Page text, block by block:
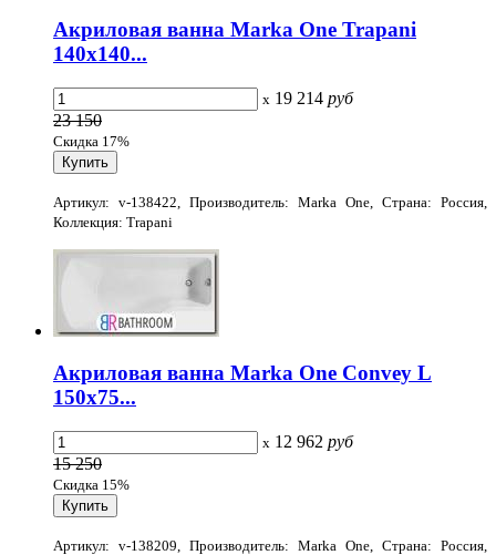
Акриловая ванна Marka One Trapani
140x140...
x 19 214 руб
23 150
Скидка 17%
Артикул: v-138422, Производитель: Marka One, Страна: Россия,
Коллекция: Trapani
Акриловая ванна Marka One Convey L
150x75...
x 12 962 руб
15 250
Скидка 15%
Артикул: v-138209, Производитель: Marka One, Страна: Россия,